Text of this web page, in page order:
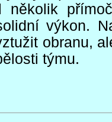
několik
výkon.
obranu,
týmu.